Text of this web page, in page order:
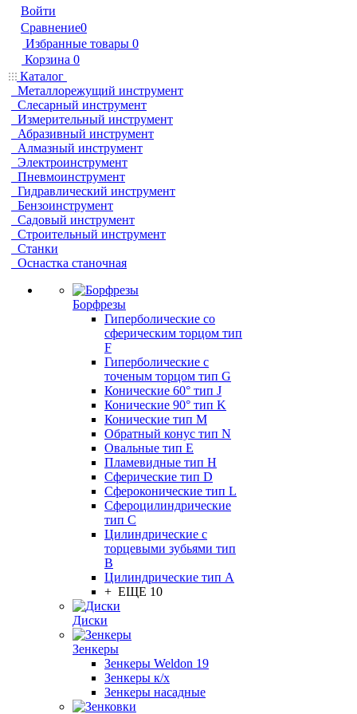
Войти
Сравнение0
Избранные товары 0
Корзина 0
Каталог
Металлорежущий инструмент
Слесарный инструмент
Измерительный инструмент
Абразивный инструмент
Алмазный инструмент
Электроинструмент
Пневмоинструмент
Гидравлический инструмент
Бензоинструмент
Садовый инструмент
Строительный инструмент
Станки
Оснастка станочная
Борфрезы
Гиперболические cо
сферическим торцом тип
F
Гиперболические с
точеным торцом тип G
Конические 60° тип J
Конические 90° тип K
Конические тип M
Обратный конус тип N
Овальные тип E
Пламевидные тип H
Сферические тип D
Сфероконические тип L
Сфероцилиндрические
тип C
Цилиндрические с
торцевыми зубьями тип
B
Цилиндрические тип А
+ ЕЩЕ 10
Диски
Зенкеры
Зенкеры Weldon 19
Зенкеры к/х
Зенкеры насадные